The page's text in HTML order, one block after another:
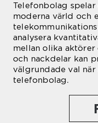
Telefonbolag
moderna värld och
analysera
mellan olika
och nackdelar kan
välgrundade val
telefonbolag.